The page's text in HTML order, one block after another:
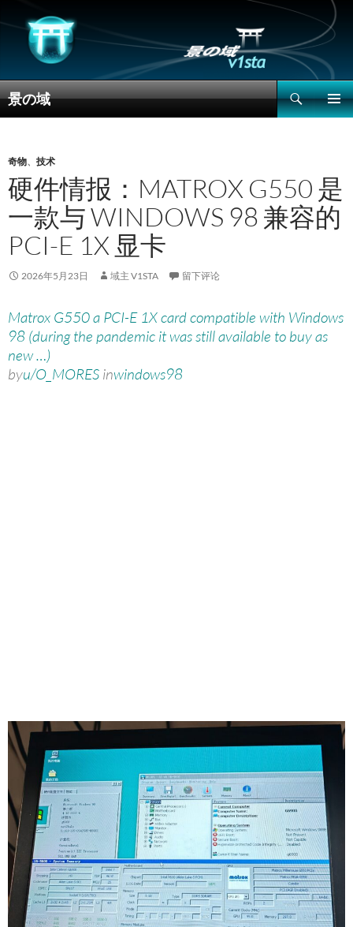
景の域
搜
索
文
奇物、 技术
硬件情报：MATROX G550 是
一款与 WINDOWS 98 兼容的
PCI-E 1X 显卡
2026年5月23日 域主 V1STA 留下评论
Matrox G550 a PCI-E 1X card compatible with Windows
98 (during the pandemic it was still available to buy as
new …)
byu/O_MORES inwindows98